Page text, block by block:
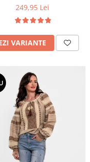
249,95 Lei
VARIANTE